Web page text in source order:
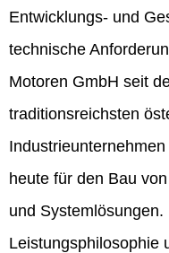
Entwicklungs- und
technische
Motoren GmbH seit
traditionsreichsten
heute für den Bau
und
Leistungsphilosophie